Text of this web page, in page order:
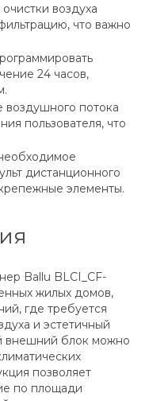
воздуха
что важно
24 часов,
воздушного потока
пользователя, что
дистанционного
элементы.
Ballu BLCI_CF-
жилых домов,
где требуется
и эстетичный
внешний блок можно
позволяет
по площади